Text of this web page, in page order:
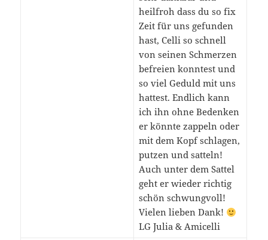
heilfroh dass du so fix
Zeit für uns gefunden
hast, Celli so schnell
von seinen Schmerzen
befreien konntest und
so viel Geduld mit uns
hattest. Endlich kann
ich ihn ohne Bedenken
er könnte zappeln oder
mit dem Kopf schlagen,
putzen und satteln!
Auch unter dem Sattel
geht er wieder richtig
schön schwungvoll!
Vielen lieben Dank!
LG Julia & Amicelli